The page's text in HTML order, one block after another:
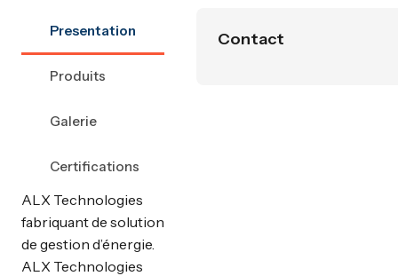
Presentation
Produits
Galerie
Certifications
ALX Technologies
fabriquant de solution
de gestion d’énergie.
ALX Technologies
Contact